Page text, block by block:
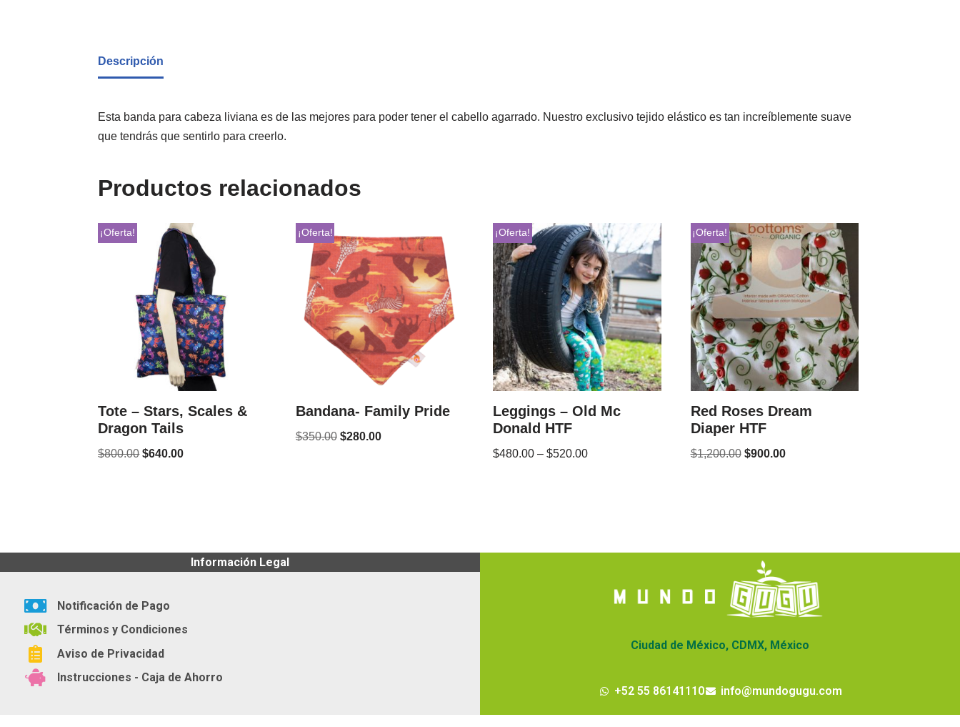
Descripción
Esta banda para cabeza liviana es de las mejores para poder tener el cabello agarrado. Nuestro exclusivo tejido elástico es tan increíblemente suave
que tendrás que sentirlo para creerlo.
Productos relacionados
¡Oferta!
Tote – Stars, Scales &
Dragon Tails
$800.00 $640.00
¡Oferta!
Bandana- Family Pride
$350.00 $280.00
¡Oferta!
Leggings – Old Mc
Donald HTF
$480.00 – $520.00
¡Oferta!
Red Roses Dream
Diaper HTF
$1,200.00 $900.00
Información Legal
Notificación de Pago
Términos y Condiciones
Aviso de Privacidad
Instrucciones - Caja de Ahorro
Ciudad de México, CDMX, México
+52 55 86141110 info@mundogugu.com